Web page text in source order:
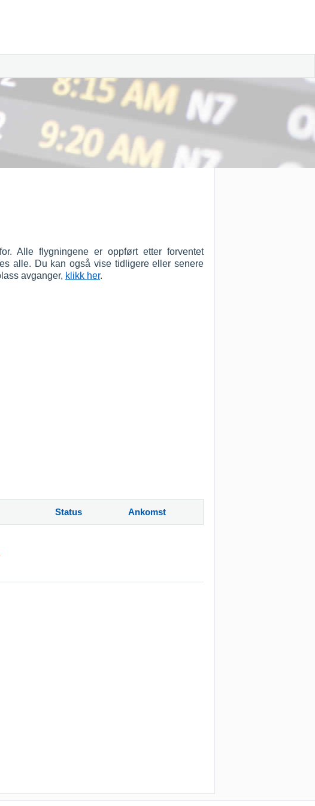
Alle flygningene er oppført etter forventet
alle. Du kan også vise tidligere eller senere
avganger, klikk her.
Status Ankomst